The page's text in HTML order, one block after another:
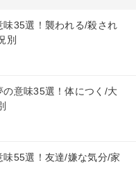
味35選！襲われる/殺され
別
の意味35選！体につく/大
味55選！友達/嫌な気分/家